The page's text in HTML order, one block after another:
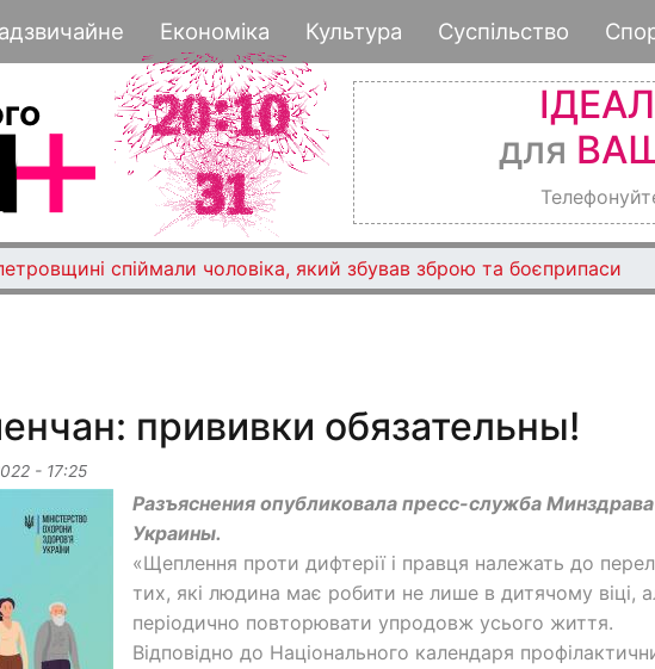
к
основному
Економіка Культура Суспільство
для
спіймали чоловіка, який збував зброю та боєприпаси
прививки обязательны!
- 17:25
Разъяснения опубликовала пресс-служба Минздрава
Украины.
«Щеплення проти дифтерії і правця належать до
тих, які людина має робити не лише в дитячому віці,
періодично повторювати упродовж усього життя.
Відповідно до Національного календаря